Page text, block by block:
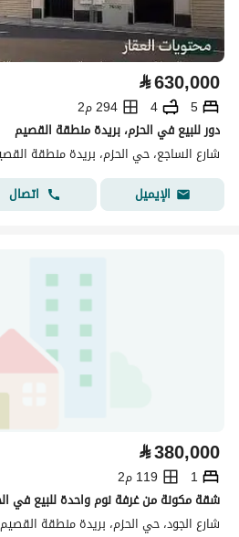
⃁630,000
5
4
294 م2
دور للبيع في الحزم، بريدة منطقة القصيم
شارع الساجع، حي الحزم، بريدة منطقة
الإيميل
اتصال
⃁380,000
1
119 م2
شقة مكونة من غرفة نوم واحدة للبيع في
شارع الجود، حي الحزم، بريدة منطقة القصيم